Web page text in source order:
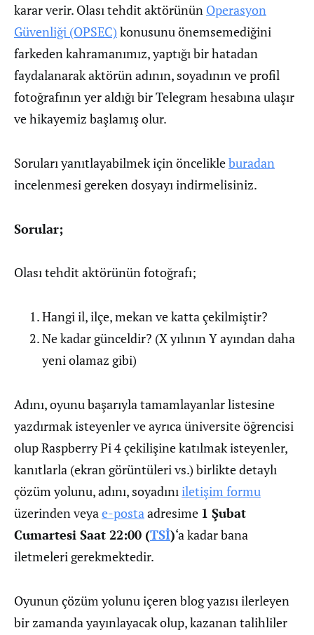
karar verir. Olası tehdit aktörünün Operasyon
Güvenliği (OPSEC) konusunu önemsemediğini
farkeden kahramanımız, yaptığı bir hatadan
faydalanarak aktörün adının, soyadının ve profil
fotoğrafının yer aldığı bir Telegram hesabına ulaşır
ve hikayemiz başlamış olur.
Soruları yanıtlayabilmek için öncelikleburadan
incelenmesi gereken dosyayı indirmelisiniz.
Sorular;
Olası tehdit aktörünün fotoğrafı;
Hangi il, ilçe, mekan ve katta çekilmiştir?
Ne kadar günceldir? (X yılının Y ayından daha
yeni olamaz gibi)
Adını, oyunu başarıyla tamamlayanlar listesine
yazdırmak isteyenler ve ayrıca üniversite öğrencisi
olup Raspberry Pi 4 çekilişine katılmak isteyenler,
kanıtlarla (ekran görüntüleri vs.) birlikte detaylı
çözüm yolunu, adını, soyadınıiletişim formu
üzerinden veyae-postaadresime 1 Şubat
Cumartesi Saat 22:00 (TSİ)‘a kadar bana
iletmeleri gerekmektedir.
Oyunun çözüm yolunu içeren blog yazısı ilerleyen
bir zamanda yayınlayacak olup, kazanan talihliler